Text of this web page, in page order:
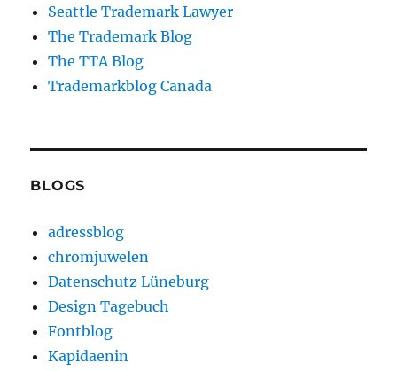
Seattle Trademark Lawyer
The Trademark Blog
The TTA Blog
Trademarkblog Canada
BLOGS
adressblog
chromjuwelen
Datenschutz Lüneburg
Design Tagebuch
Fontblog
Kapidaenin